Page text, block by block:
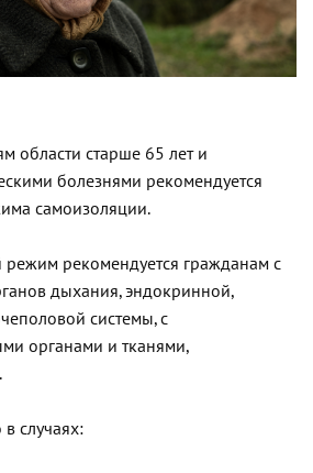
области старше 65 лет и
болезнями рекомендуется
самоизоляции.
рекомендуется гражданам с
дыхания, эндокринной,
системы, с
органами и тканями,
случаях: